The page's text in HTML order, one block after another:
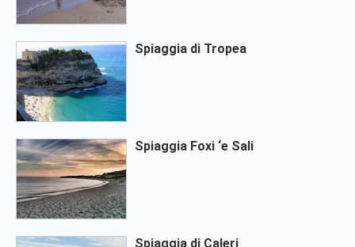
Spiaggia di Tropea
Spiaggia Foxi ‘e Sali
Spiaggia di Caleri